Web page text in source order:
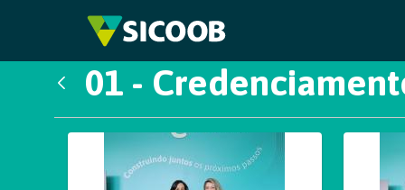
Pular para o Conteúdo principal
01 -
Galeria de Mídias